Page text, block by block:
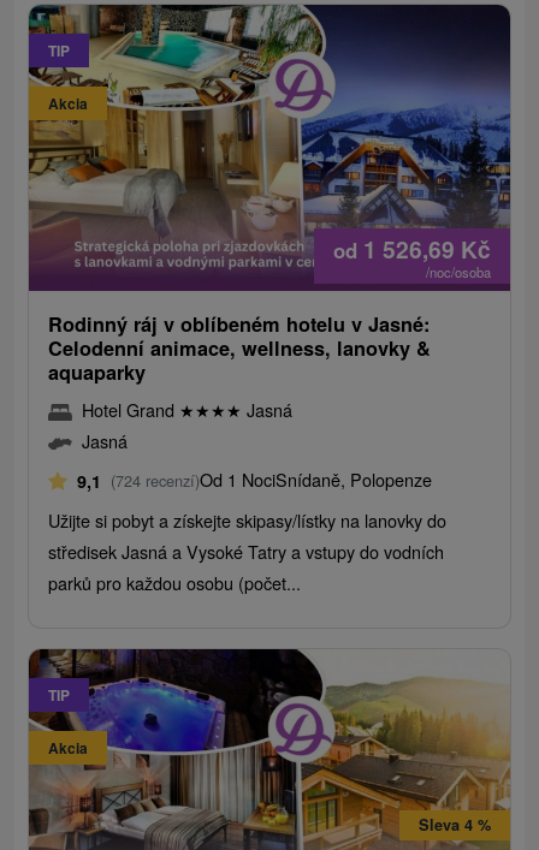
TIP
Akcia
od 1 526,69 Kč
/noc/osoba
Rodinný ráj v oblíbeném hotelu v Jasné:
Celodenní animace, wellness, lanovky &
aquaparky
Hotel Grand ★★★★ Jasná
Jasná
9,1 (724 recenzí)Od 1 NociSnídaně, Polopenze
Užijte si pobyt a získejte skipasy/lístky na lanovky do
středisek Jasná a Vysoké Tatry a vstupy do vodních
parků pro každou osobu (počet...
TIP
Akcia
Sleva 4 %